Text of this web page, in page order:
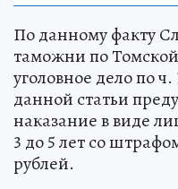
По данному факту
таможни по
уголовное дело по
данной статьи
наказание в виде
3 до 5 лет со
рублей.